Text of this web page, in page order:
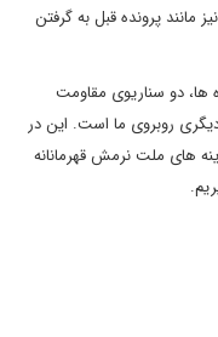
مانند پرونده قبل به گرفتن
ها، دو سناریوی مقاومت
روبروی ما است. این در
های ملت نرمش قهرمانانه